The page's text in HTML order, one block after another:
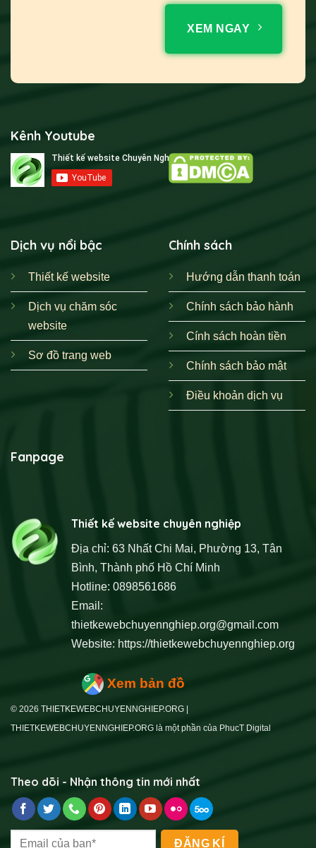
XEM NGAY
Kênh Youtube
Dịch vụ nổi bậc
Thiết kế website
Dịch vụ chăm sóc
website
Sơ đồ trang web
Chính sách
Hướng dẫn thanh toán
Chính sách bảo hành
Cính sách hoàn tiền
Chính sách bảo mật
Điều khoản dịch vụ
Fanpage
Thiết kế website chuyên nghiệp
Địa chỉ: 63 Nhất Chi Mai, Phường 13, Tân
Bình, Thành phố Hồ Chí Minh
Hotline: 0898561686
Email:
thietkewebchuyennghiep.org@gmail.com
Website: https://thietkewebchuyennghiep.org
Xem bản đồ
© 2026 THIETKEWEBCHUYENNGHIEP.ORG |
THIETKEWEBCHUYENNGHIEP.ORG là một phần của PhucT Digital
Theo dõi - Nhận thông tin mới nhất